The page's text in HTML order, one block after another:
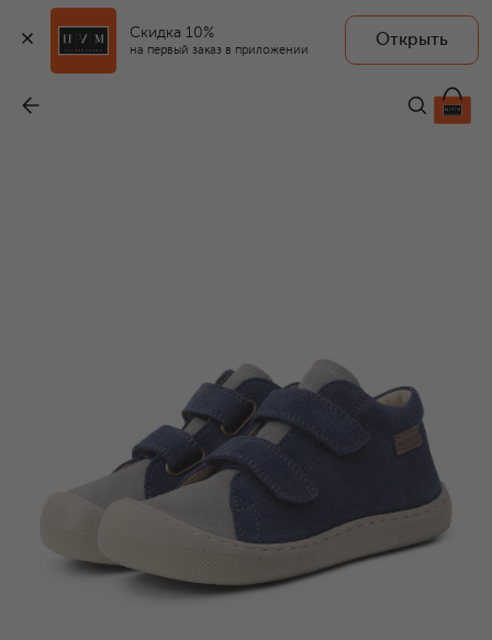
Скидка 10%
на первый заказ в приложении
Открыть
7 665 ₽